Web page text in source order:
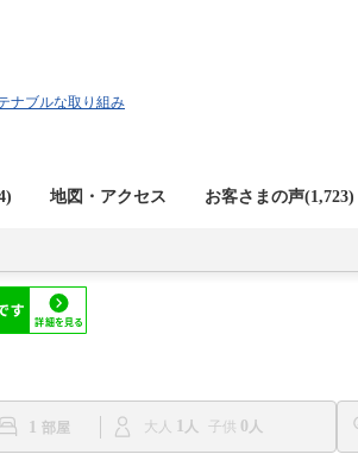
ナブルな取り組み
地図・アクセス お客さまの声(1,723)
1 大人 1 子供 0